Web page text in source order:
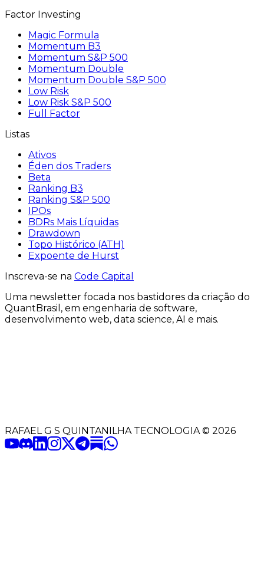
Factor Investing
Magic Formula
Momentum B3
Momentum S&P 500
Momentum Double
Momentum Double S&P 500
Low Risk
Low Risk S&P 500
Full Factor
Listas
Ativos
Éden dos Traders
Beta
Ranking B3
Ranking S&P 500
IPOs
BDRs Mais Líquidas
Drawdown
Topo Histórico (ATH)
Expoente de Hurst
Inscreva-se na Code Capital
Uma newsletter focada nos bastidores da criação do
QuantBrasil , em engenharia de software,
desenvolvimento web, data science, AI e mais.
RAFAEL G S QUINTANILHA TECNOLOGIA© 2026